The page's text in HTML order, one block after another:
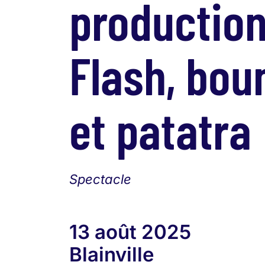
Flash,
et patatra
Spectacle
13 août 2025
Blainville